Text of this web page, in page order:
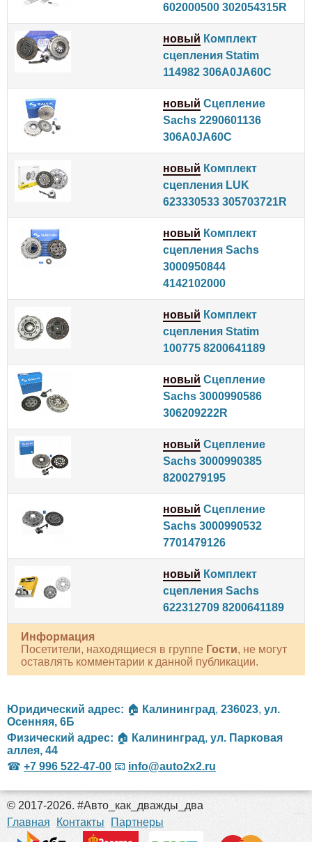
602000500 302054315R
новый Комплект
сцепления Statim
114982 306A0JA60C
новый Сцепление
Sachs 2290601136
306A0JA60C
новый Комплект
сцепления LUK
623330533 305703721R
новый Комплект
сцепления Sachs
3000950844
4142102000
новый Комплект
сцепления Statim
100775 8200641189
новый Сцепление
Sachs 3000990586
306209222R
новый Сцепление
Sachs 3000990385
8200279195
новый Сцепление
Sachs 3000990532
7701479126
новый Комплект
сцепления Sachs
622312709 8200641189
Информация
Посетители, находящиеся в группе Гости, не могут
оставлять комментарии к данной публикации.
Юридический адрес: 🏠 Калининград, 236023, ул.
Осенняя, 6Б
Физический адрес: 🏠 Калининград, ул. Парковая
аллея, 44
☎ +7 996 522-47-00 📧 info@auto2x2.ru
© 2017-2026. #Авто_как_дважды_два
Главная
Контакты Партнеры